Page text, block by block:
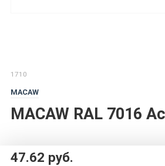
1710
MACAW
MACAW RAL 7016
47.62 руб.